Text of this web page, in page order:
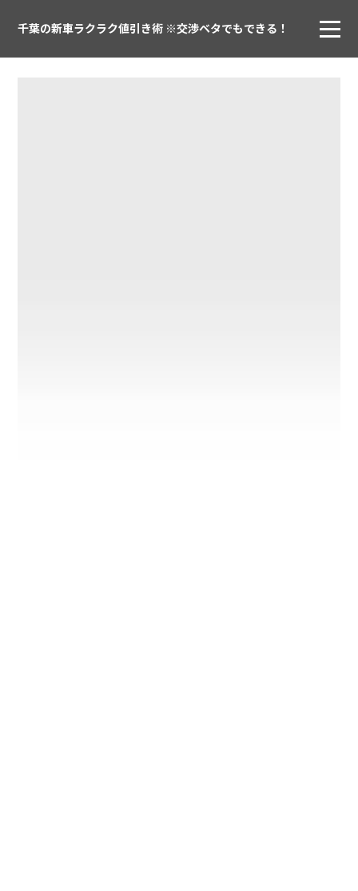
千葉の新車ラクラク値引き術 ※交渉ベタでもできる！